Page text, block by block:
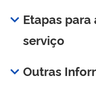
Etapas
serviço
Outras